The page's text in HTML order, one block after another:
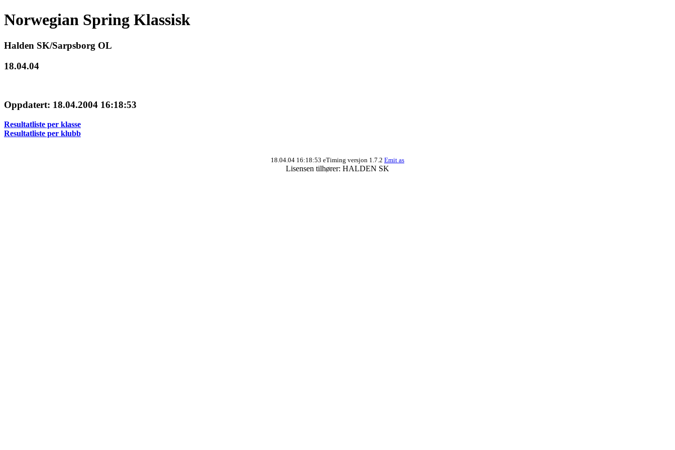
Norwegian Spring Klassisk
Halden SK/Sarpsborg OL
18.04.04
Oppdatert: 18.04.2004 16:18:53
Resultatliste per klasse
Resultatliste per klubb
18.04.04 16:18:53 eTiming versjon 1.7.2 Emit as
Lisensen tilhører: HALDEN SK